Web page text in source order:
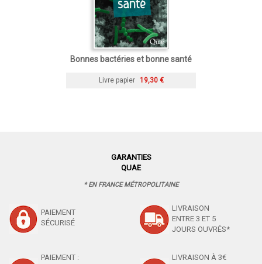
Bonnes bactéries et bonne santé
Livre papier 19,30 €
GARANTIES
QUAE
* EN FRANCE MÉTROPOLITAINE
PAIEMENT
SÉCURISÉ
LIVRAISON
ENTRE 3 ET 5
JOURS OUVRÉS*
PAIEMENT : LIVRAISON À 3€